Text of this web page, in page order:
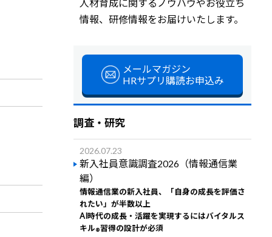
人材育成に関するノウハウやお役立ち
情報、研修情報をお届けいたします。
メールマガジン
HRサプリ購読お申込み
調査・研究
2026.07.23
新入社員意識調査2026（情報通信業
編）
情報通信業の新入社員、「自身の成長を評価さ
れたい」が半数以上
AI時代の成長・活躍を実現するにはバイタルス
キル®習得の設計が必須